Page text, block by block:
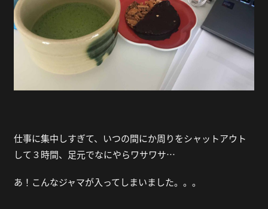
仕事に集中しすぎて、いつの間にか周りをシャットアウト
して３時間、足元でなにやらワサワサ…
あ！こんなジャマが入ってしまいました。。。